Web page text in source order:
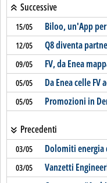
Successive
15/05 Biloo, un'App
12/05 Q8 diventa
09/05 FV, da Enea
05/05 Da Enea celle
05/05 Promozioni in
Precedenti
03/05 Dolomiti energia
03/05 Vanzetti